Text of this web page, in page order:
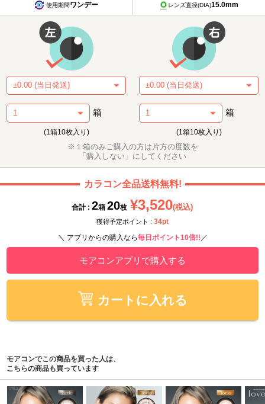
使用期間ワンデー レンズ直径(DIA)15.0mm
箱
(1箱10枚入り)
箱
(1箱10枚入り)
※１箱のみご購入の方は片方の度数を
「購入しない」にしてください
カラコン全品送料無料!
合計 : 2箱 20枚 ¥3,520(税込)
獲得予定ポイント : 34pt
＼ アプリからの購入なら毎日ポイント10倍!! ／
モアコンアプリで購入する
カートに入れる
モアコンでこの商品を買った人は、
こちらの商品も買っています